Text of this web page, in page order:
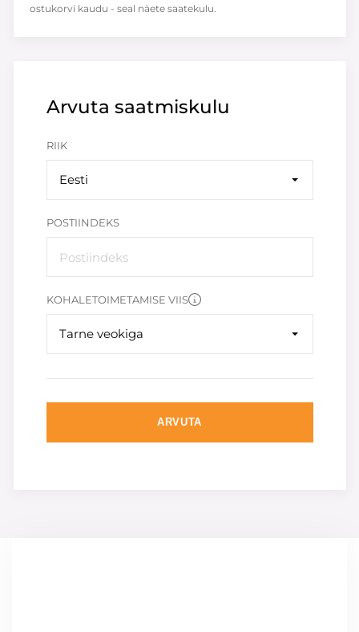
Arvuta saatmiskulu
RIIK
Eesti
POSTIINDEKS
KOHALETOIMETAMISE VIIS
Tarne veokiga
ARVUTA
ostukorvi kaudu - seal näete saatekulu.